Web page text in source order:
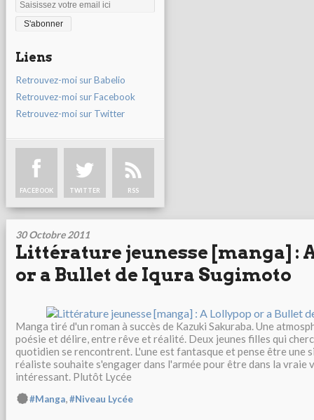
Liens
Retrouvez-moi sur Babelio
Retrouvez-moi sur Facebook
Retrouvez-moi sur Twitter
FACEBOOK TWITTER RSS
30 Octobre 2011
Littérature jeunesse [manga] :
or a Bullet de Iqura Sugimoto
Manga tiré d'un roman à succès de Kazuki Sakuraba. Une
poésie et délire, entre rêve et réalité. Deux jeunes filles qui
quotidien se rencontrent. L'une est fantasque et pense être une
réaliste souhaite s'engager dans l'armée pour être dans la vraie
intéressant. Plutôt Lycée
#Manga,#Niveau Lycée